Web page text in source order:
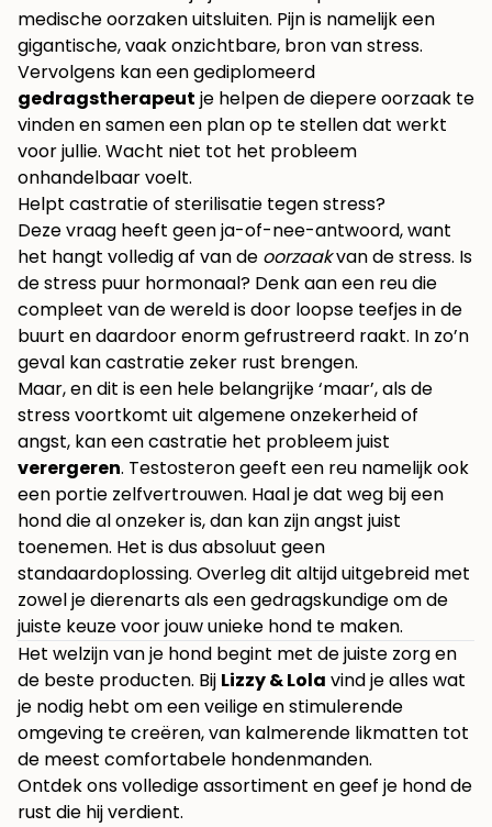
medische oorzaken uitsluiten. Pijn is namelijk een
gigantische, vaak onzichtbare, bron van stress.
Vervolgens kan een gediplomeerd
gedragstherapeut je helpen de diepere oorzaak te
vinden en samen een plan op te stellen dat werkt
voor jullie. Wacht niet tot het probleem
onhandelbaar voelt.
Helpt castratie of sterilisatie tegen stress?
Deze vraag heeft geen ja-of-nee-antwoord, want
het hangt volledig af van de oorzaakvan de stress. Is
de stress puur hormonaal? Denk aan een reu die
compleet van de wereld is door loopse teefjes in de
buurt en daardoor enorm gefrustreerd raakt. In zo’n
geval kan castratie zeker rust brengen.
Maar, en dit is een hele belangrijke ‘maar’, als de
stress voortkomt uit algemene onzekerheid of
angst, kan een castratie het probleem juist
verergeren. Testosteron geeft een reu namelijk ook
een portie zelfvertrouwen. Haal je dat weg bij een
hond die al onzeker is, dan kan zijn angst juist
toenemen. Het is dus absoluut geen
standaardoplossing. Overleg dit altijd uitgebreid met
zowel je dierenarts als een gedragskundige om de
juiste keuze voor jouw unieke hond te maken.
Het welzijn van je hond begint met de juiste zorg en
de beste producten. Bij Lizzy & Lola vind je alles wat
je nodig hebt om een veilige en stimulerende
omgeving te creëren, van kalmerende likmatten tot
de meest comfortabele hondenmanden.
Ontdek ons volledige assortiment en geef je hond de
rust die hij verdient.